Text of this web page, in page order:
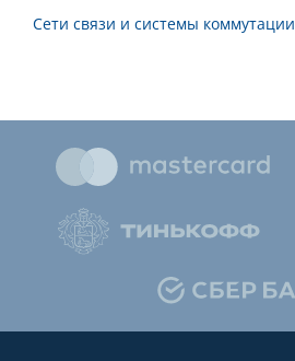
Сети связи и системы коммутации